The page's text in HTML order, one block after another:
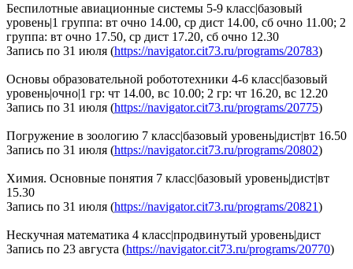
Беспилотные авиационные системы 5-9 класс|базовый
уровень|1 группа: вт очно 14.00, ср дист 14.00, сб очно 11.00; 2
группа: вт очно 17.50, ср дист 17.20, сб очно 12.30
Запись по 31 июля (https://navigator.cit73.ru/programs/20783)
Основы образовательной робототехники 4-6 класс|базовый
уровень|очно|1 гр: чт 14.00, вс 10.00; 2 гр: чт 16.20, вс 12.20
Запись по 31 июля (https://navigator.cit73.ru/programs/20775)
Погружение в зоологию 7 класс|базовый уровень|дист|вт 16.50
Запись по 31 июля (https://navigator.cit73.ru/programs/20802)
Химия. Основные понятия 7 класс|базовый уровень|дист|вт
15.30
Запись по 31 июля (https://navigator.cit73.ru/programs/20821)
Нескучная математика 4 класс|продвинутый уровень|дист
Запись по 23 августа (https://navigator.cit73.ru/programs/20770)